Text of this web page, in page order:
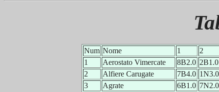
Num Nome 1
2
1
Aerostato Vimercate 8B2.0 2B1.0
2
Alfiere Carugate 7B4.0 1N3.0
3
Agrate 6B1.0 7N2.0